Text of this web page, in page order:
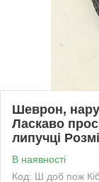
Шеврон,
Ласкаво
липучці
В наявності
Код: Ш доб пож